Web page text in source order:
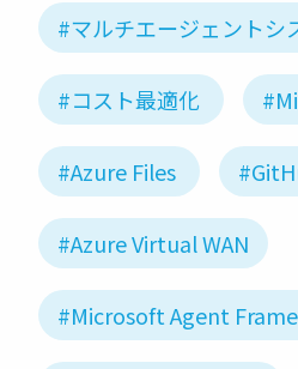
#マルチエージェントシ
#コスト最適化
#Azure Files
#Azure Virtual WAN
#Microsoft Agent